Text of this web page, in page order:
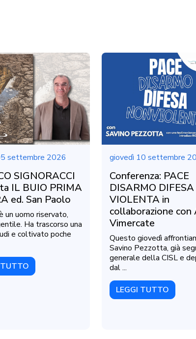
settembre 2026
SIGNORACCI
IL BUIO PRIMA
ed. San Paolo
un uomo riservato,
Ha trascorso una
e coltivato poche
TUTTO
giovedì 10 settembre
Conferenza: PACE
DISARMO
VIOLENTA in
collaborazione con
Vimercate
Questo giovedì
Savino Pezzotta, già
generale della CISL e
dal ...
LEGGI TUTTO